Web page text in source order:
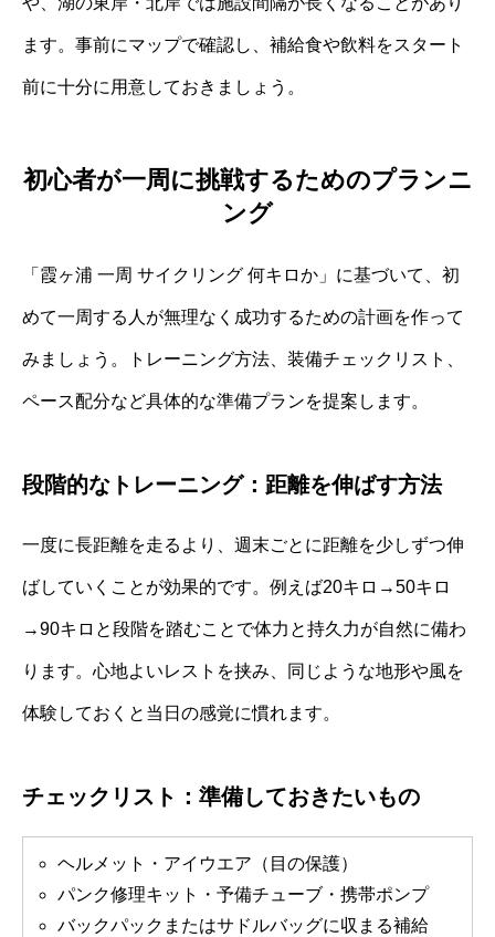
ます。事前にマップで確認し、補給食や飲料をスタート
前に十分に用意しておきましょう。
初心者が一周に挑戦するためのプランニ
ング
「霞ヶ浦 一周 サイクリング 何キロか」に基づいて、初
めて一周する人が無理なく成功するための計画を作って
みましょう。トレーニング方法、装備チェックリスト、
ペース配分など具体的な準備プランを提案します。
段階的なトレーニング：距離を伸ばす方法
一度に長距離を走るより、週末ごとに距離を少しずつ伸
ばしていくことが効果的です。例えば20キロ→50キロ
→90キロと段階を踏むことで体力と持久力が自然に備わ
ります。心地よいレストを挟み、同じような地形や風を
体験しておくと当日の感覚に慣れます。
チェックリスト：準備しておきたいもの
ヘルメット・アイウエア（目の保護）
パンク修理キット・予備チューブ・携帯ポンプ
バックパックまたはサドルバッグに収まる補給